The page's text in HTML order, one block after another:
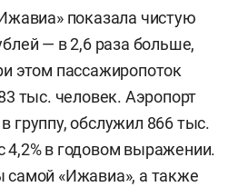
показала чистую
— в 2,6 раза больше,
этом пассажиропоток
тыс. человек. Аэропорт
группу, обслужил 866 тыс.
4,2% в годовом выражении.
самой «Ижавиа», а также